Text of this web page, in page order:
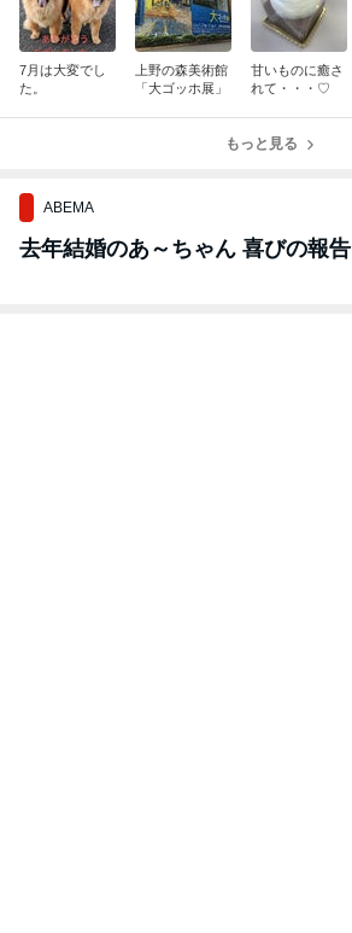
7月は大変でし
た。
上野の森美術館
「大ゴッホ展」
甘いものに癒さ
れて・・・♡
もっと見る
ABEMA
去年結婚のあ～ちゃん 喜びの報告